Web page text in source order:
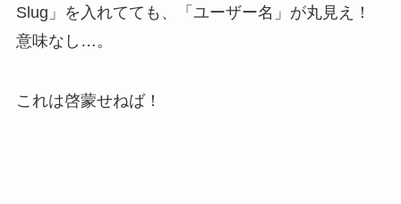
Slug」を入れてても、「ユーザー名」が丸見え！
意味なし…。
これは啓蒙せねば！